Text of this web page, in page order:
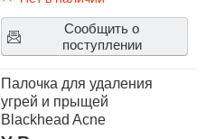
Сообщить о
поступлении
Палочка для удаления
угрей и прыщей
Blackhead Acne